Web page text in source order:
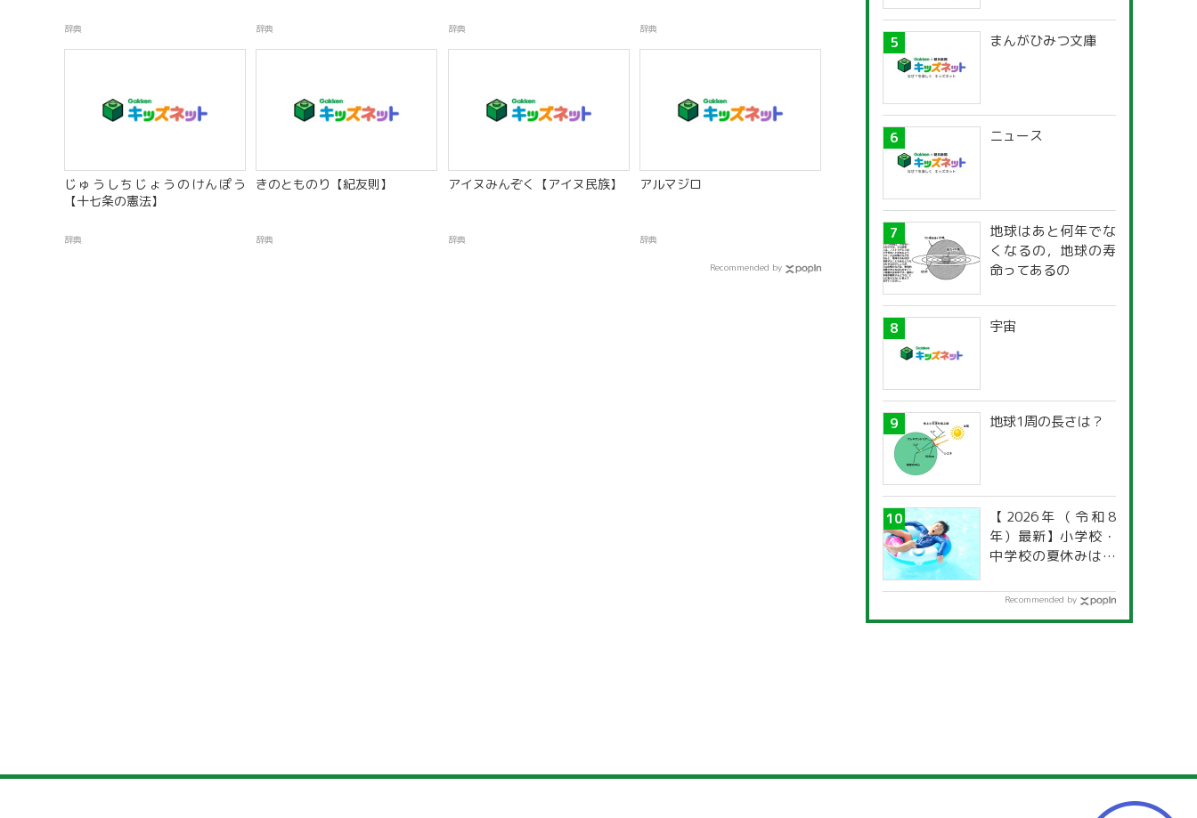
辞典 辞典 辞典 辞典
じゅうしちじょうのけんぽう
【十七条の憲法】
辞典
きのとものり【紀友則】
辞典
アイヌみんぞく【アイヌ民族】
辞典
アルマジロ
辞典
Recommended by
まんがひみつ文庫
ニュース
地球はあと何年でな
くなるの，地球の寿
命ってあるの
宇宙
地球1周の長さは？
【2026年（令和8
年）最新】小学校・
中学校の夏休みはい
道府県別「夏季休暇
Recommended by